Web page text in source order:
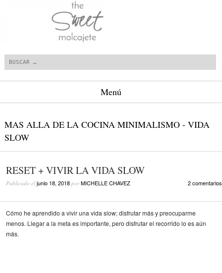
Menú
MAS ALLA DE LA COCINA/MINIMALISMO - VIDA
SLOW
RESET + VIVIR LA VIDA SLOW
Publicado el junio 18, 2018 porMICHELLE CHAVEZ 2 comentarios
Cómo he aprendido a vivir una vida slow; disfrutar más y preocuparme
menos. Llegar a la meta es importante, pero disfrutar el recorrido lo es aún
más.